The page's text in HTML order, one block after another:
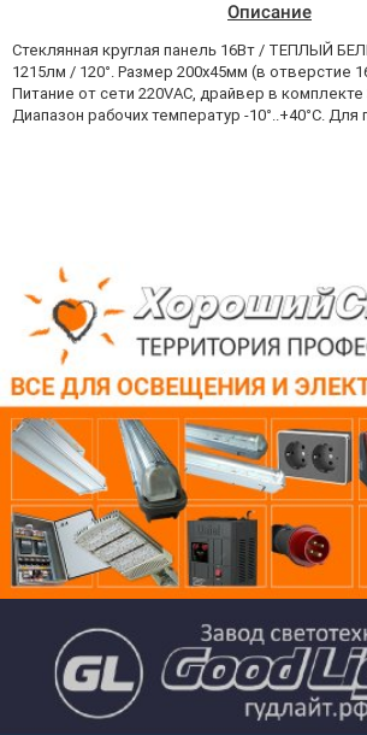
Описание
Стеклянная круглая панель 16Вт / ТЕПЛЫЙ
1215лм / 120°. Размер 200х45мм (в отверстие
Питание от сети 220VAC, драйвер в комплекте
Диапазон рабочих температур -10°..+40°C.